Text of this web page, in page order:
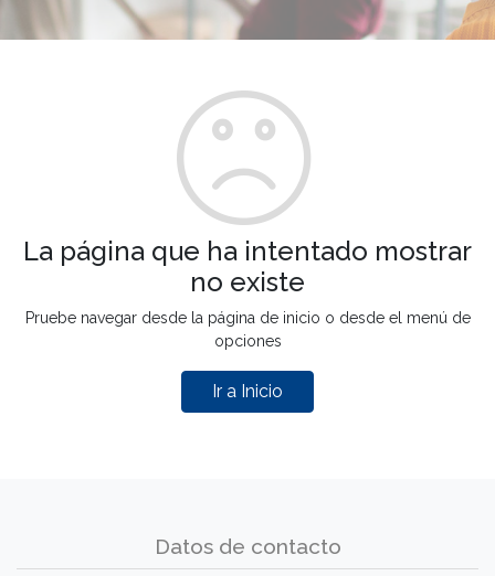
La página que ha intentado mostrar
no existe
Pruebe navegar desde la página de inicio o desde el menú de
opciones
Ir a Inicio
Datos de contacto